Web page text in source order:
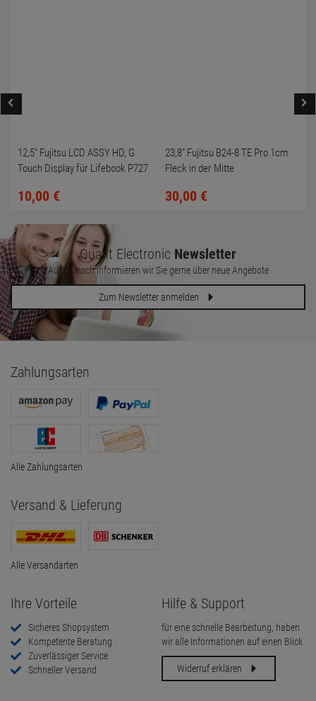
12,5" Fujitsu LCD ASSY HD, G
Touch Display für Lifebook P727
10,00 €
23,8" Fujitsu B24-8 TE Pro 1cm
Fleck in der Mitte
30,00 €
Quant Electronic Newsletter
Auf Wunsch informieren wir Sie gerne über neue Angebote
Zum Newsletter anmelden
Zahlungsarten
Alle Zahlungsarten
Versand & Lieferung
Alle Versandarten
Ihre Vorteile
Sicheres Shopsystem
Kompetente Beratung
Zuverlässiger Service
Schneller Versand
Hilfe & Support
für eine schnelle Bearbeitung, haben
wir alle Informationen auf einen Blick
Widerruf erklären